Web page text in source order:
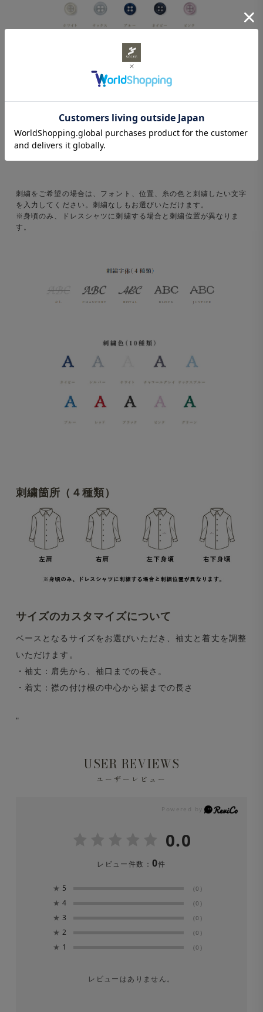
刺繍をご希望の場合は、フォント、位置、糸の色と刺繍したい文字
を入力してください。刺繍なしもお選びいただけます。
※身頃のみ、ドレスシャツに刺繍する場合と刺繍位置が異なりま
す。
刺繍箇所（４種類）
サイズのカスタマイズについて
ベースとなるサイズをお選びいただき、袖丈と着丈を調整
いただけます。
・袖丈：肩先から、袖口までの長さ。
・着丈：襟の付け根の中心から裾までの長さ
"
USER REVIEWS
ユーザーレビュー
0.0
レビュー件数： 0件
★ 5 (0)
★ 4 (0)
★ 3 (0)
★ 2 (0)
★ 1 (0)
レビューはありません。